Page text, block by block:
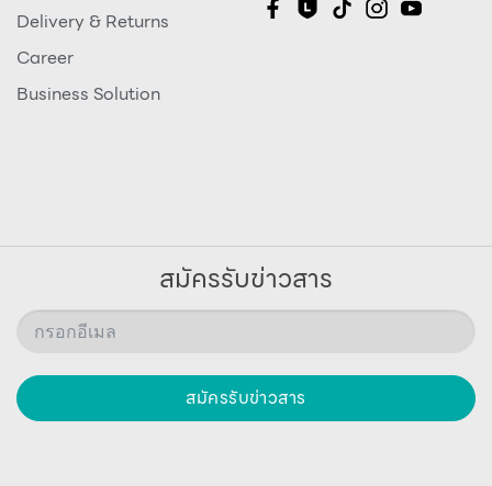
Delivery & Returns
Career
Business Solution
สมัครรับข่าวสาร
สมัครรับข่าวสาร